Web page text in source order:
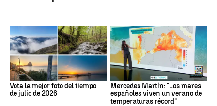
Vota la mejor foto del tiempo
de julio de 2026
Mercedes Martín: "Los mares
españoles viven un verano de
temperaturas récord"